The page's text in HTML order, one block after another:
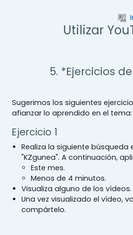
Utilizar
5. *Ejercicios
Sugerimos los siguientes
afianzar lo aprendido en el tema:
Ejercicio 1
Realiza la siguiente búsqueda
"KZgunea". A continuación,
Este mes.
Menos de 4 minutos.
Visualiza alguno de los vídeos.
Una vez visualizado el vídeo,
compártelo.